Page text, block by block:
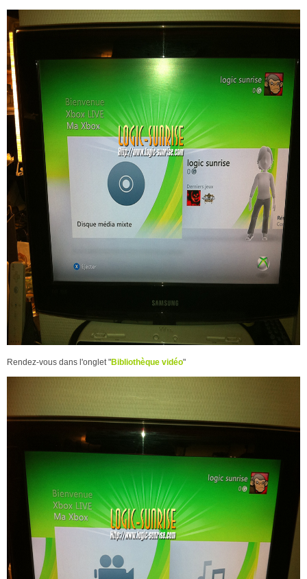
Rendez-vous dans l'onglet "Bibliothèque vidéo"